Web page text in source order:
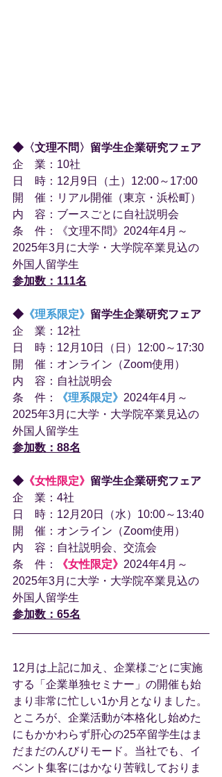
◆〈文理不問〉留学生企業研究フェア
企　業：10社
日　時：12月9日（土）12:00～17:00
開　催：リアル開催（東京・浜松町）
内　容：ブースごとに自社説明会
条　件：《文理不問》2024年4月～
2025年3月に大学・大学院卒業見込の
外国人留学生
参加数：111名
◆ 《理系限定》 留学生企業研究フェア
企　業：12社
日　時：12月10日（日）12:00～17:30
開　催：オンライン（Zoom使用）
内　容：自社説明会
条　件：
《理系限定》 2024年4月～
2025年3月に大学・大学院卒業見込の
外国人留学生
参加数：88名
◆ 《女性限定》 留学生企業研究フェア
企　業：4社
日　時：12月20日（水）10:00～13:40
開　催：オンライン（Zoom使用）
内　容：自社説明会、交流会
条　件：
《女性限定》 2024年4月～
2025年3月に大学・大学院卒業見込の
外国人留学生
参加数：65名
12月は上記に加え、企業様ごとに実施
する「企業単独セミナー」の開催も始
まり非常に忙しい1か月となりました。
ところが、企業活動が本格化し始めた
にもかかわらず肝心の25卒留学生はま
だまだのんびりモード。当社でも、イ
ベント集客にはかなり苦戦しておりま